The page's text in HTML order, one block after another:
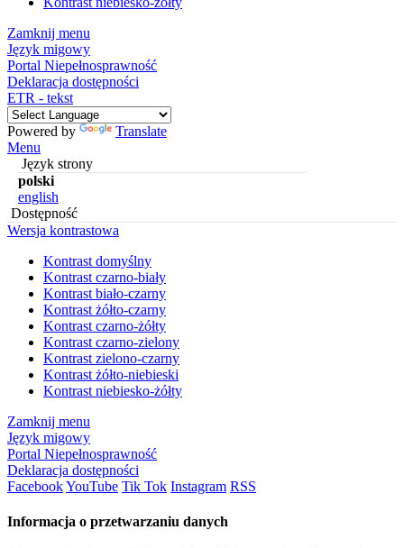
Zamknij menu
Język migowy
Portal Niepełnosprawność
Deklaracja dostępności
ETR - tekst
Powered by
Translate
Menu
Język strony
polski
english
Dostępność
Wersja kontrastowa
Kontrast domyślny
Kontrast czarno-biały
Kontrast biało-czarny
Kontrast żółto-czarny
Kontrast czarno-żółty
Kontrast czarno-zielony
Kontrast zielono-czarny
Kontrast żółto-niebieski
Kontrast niebiesko-żółty
Zamknij menu
Język migowy
Portal Niepełnosprawność
Deklaracja dostępności
FacebookYouTube Tik Tok Instagram RSS
Informacja o przetwarzaniu danych